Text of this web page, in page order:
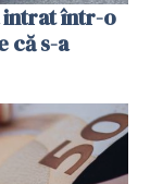
intrat într-o
că s-a